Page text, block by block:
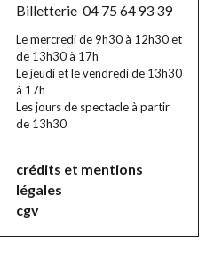
Billetterie 04 75 64 93 39
Le mercredi de 9h30 à 12h30 et
de 13h30 à 17h
Le jeudi et le vendredi de 13h30
à 17h
Les jours de spectacle à partir
de 13h30
crédits et mentions
légales
cgv